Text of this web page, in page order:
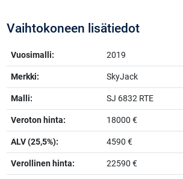
Vaihtokoneen lisätiedot
Vuosimalli: 2019
Merkki: SkyJack
Malli: SJ 6832 RTE
Veroton hinta: 18000 €
ALV (25,5%): 4590 €
Verollinen hinta: 22590 €